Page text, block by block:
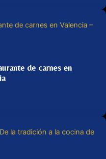
de carnes en